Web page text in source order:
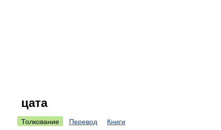
цата
Толкование Перевод Книги